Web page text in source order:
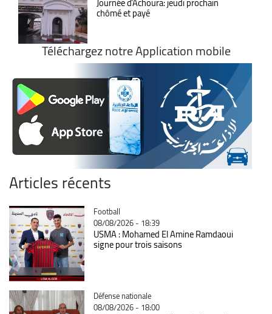
chômé et payé
Téléchargez notre Application mobile
Articles récents
Catégorie
Football
08/08/2026 - 18:39
USMA : Mohamed El Amine Ramdaoui
signe pour trois saisons
Catégorie
Défense nationale
08/08/2026 - 18:00